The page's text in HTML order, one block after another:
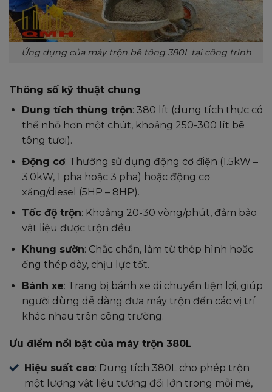
Ứng dụng của máy trộn bê tông 380L tại công trình
Thông số kỹ thuật chung
Dung tích thùng trộn: 380 lít (dung tích thực có
thể nhỏ hơn một chút, khoảng 250-300 lít bê
tông tươi).
Động cơ: Thường sử dụng động cơ điện (1.5kW –
3.0kW, 1 pha hoặc 3 pha) hoặc động cơ
xăng/diesel (5HP – 8HP).
Tốc độ trộn: Khoảng 20-30 vòng/phút, đảm bảo
vật liệu được trộn đều.
Khung sườn: Chắc chắn, làm từ thép hình hoặc
ống thép dày, chịu lực tốt.
Bánh xe: Trang bị bánh xe di chuyển tiện lợi, giúp
người dùng dễ dàng đưa máy trộn đến các vị trí
khác nhau trên công trường.
Ưu điểm nổi bật của máy trộn 380L
Hiệu suất cao: Dung tích 380L cho phép trộn
một lượng vật liệu tương đối lớn trong mỗi mẻ,